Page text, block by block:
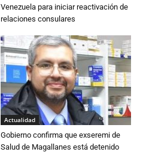
Venezuela para iniciar reactivación de
relaciones consulares
Actualidad
Gobierno confirma que exseremi de
Salud de Magallanes está detenido